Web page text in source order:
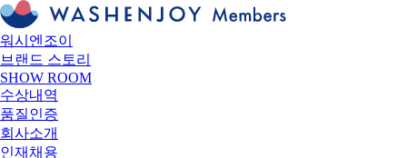
워시엔조이
브랜드 스토리
SHOW ROOM
수상내역
품질인증
회사소개
인재채용